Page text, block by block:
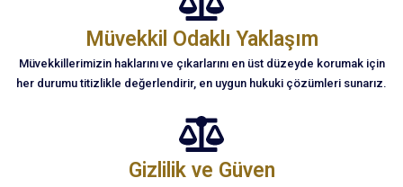
Müvekkil Odaklı Yaklaşım
Müvekkillerimizin haklarını ve çıkarlarını en üst düzeyde korumak için
her durumu titizlikle değerlendirir, en uygun hukuki çözümleri sunarız.
Gizlilik ve Güven